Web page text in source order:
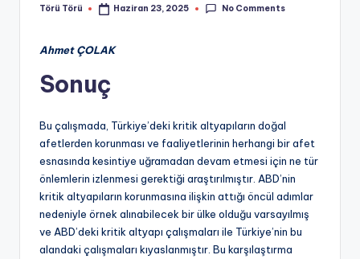
Posted
Törü Törü Haziran 23, 2025 No Comments
Ahmet ÇOLAK
Sonuç
Bu çalışmada, Türkiye’deki kritik altyapıların doğal
afetlerden korunması ve faaliyetlerinin herhangi bir afet
esnasında kesintiye uğramadan devam etmesi için ne tür
önlemlerin izlenmesi gerektiği araştırılmıştır. ABD’nin
kritik altyapıların korunmasına ilişkin attığı öncül adımlar
nedeniyle örnek alınabilecek bir ülke olduğu varsayılmış
ve ABD’deki kritik altyapı çalışmaları ile Türkiye’nin bu
alandaki çalışmaları kıyaslanmıştır. Bu karşılaştırma